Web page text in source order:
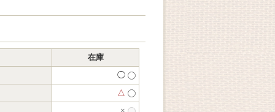
在庫
◯
△